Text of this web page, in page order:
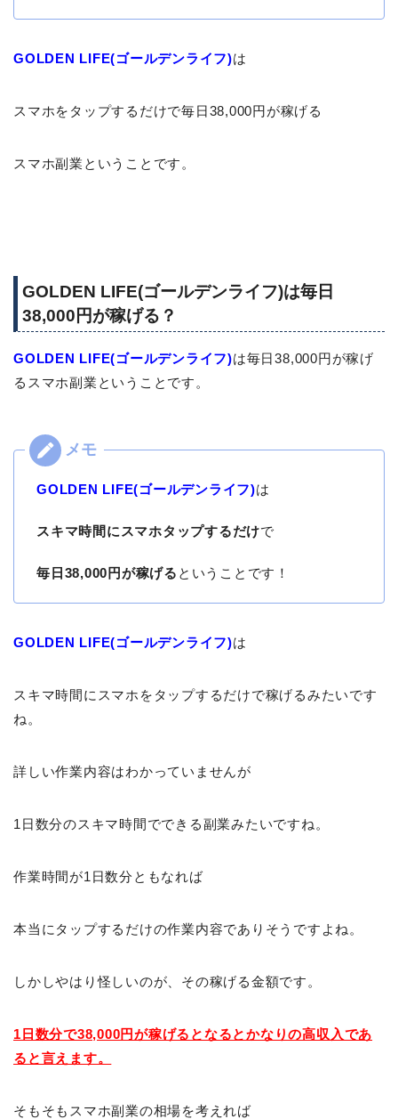
GOLDEN LIFE(ゴールデンライフ)は
スマホをタップするだけで毎日38,000円が稼げる
スマホ副業ということです。
GOLDEN LIFE(ゴールデンライフ)は毎日
38,000円が稼げる？
GOLDEN LIFE(ゴールデンライフ)は毎日38,000円が稼げ
るスマホ副業ということです。
GOLDEN LIFE(ゴールデンライフ)は
スキマ時間にスマホタップするだけで
毎日38,000円が稼げる ということです！
GOLDEN LIFE(ゴールデンライフ)は
スキマ時間にスマホをタップするだけで稼げるみたいです
ね。
詳しい作業内容はわかっていませんが
1日数分のスキマ時間でできる副業みたいですね。
作業時間が1日数分ともなれば
本当にタップするだけの作業内容でありそうですよね。
しかしやはり怪しいのが、その稼げる金額です。
1日数分で38,000円が稼げるとなるとかなりの高収入であ
ると言えます。
そもそもスマホ副業の相場を考えれば